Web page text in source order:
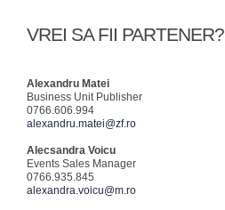
VREI SA FII PARTENER?
Alexandru Matei
Business Unit Publisher
0766.606.994
alexandru.matei@zf.ro
Alecsandra Voicu
Events Sales Manager
0766.935.845
alexandra.voicu@m.ro